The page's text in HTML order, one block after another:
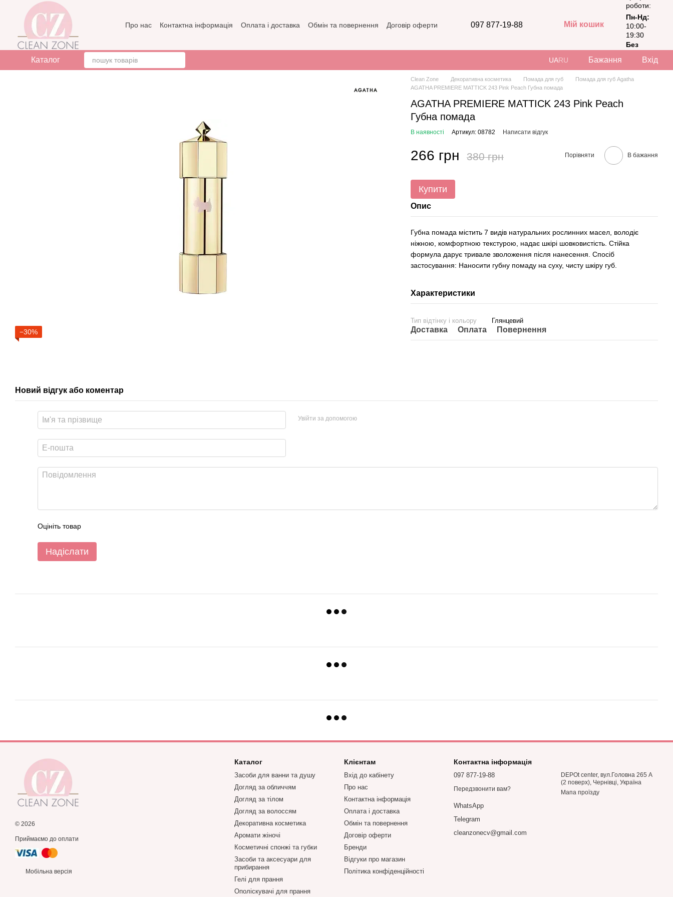
Перейти до основного контенту
Про нас Контактна інформація Оплата і доставка Обмін та повернення
Договір оферти
097 877-19-88 Мій кошик
роботи:
Пн-Нд:
10:00-
19:30
Без
Каталог UARU Бажання Вхід
−30%
Clean Zone Декоративна косметика Помада для губ
Помада для губ Agatha
AGATHA PREMIERE MATTICK 243 Pink Peach Губна помада
AGATHA PREMIERE MATTICK 243 Pink Peach
Губна помада
В наявності Артикул: 08782 Написати відгук
266 грн 380 грн Порівняти В бажання
Купити
Опис
Губна помада містить 7 видів натуральних рослинних масел, володіє
ніжною, комфортною текстурою, надає шкірі шовковистість. Стійка
формула дарує тривале зволоження після нанесення. Спосіб
застосування: Наносити губну помаду на суху, чисту шкіру губ.
Характеристики
Тип відтінку і кольору Глянцевий
Доставка Оплата Повернення
Новий відгук або коментар
Увійти за допомогою
Оцініть товар
Надіслати
© 2026
Приймаємо до оплати
Мобільна версія
Каталог
Засоби для ванни та душу
Догляд за обличчям
Догляд за тілом
Догляд за волоссям
Декоративна косметика
Аромати жіночі
Косметичні спонжі та губки
Засоби та аксесуари для
прибирання
Гелі для прання
Ополіскувачі для прання
Клієнтам
Вхід до кабінету
Про нас
Контактна інформація
Оплата і доставка
Обмін та повернення
Договір оферти
Бренди
Відгуки про магазин
Політика конфіденційності
Контактна інформація
097 877-19-88
Передзвонити вам?
WhatsApp
Telegram
cleanzonecv@gmail.com
DEPOt center, вул.Головна 265 А
(2 поверх), Чернівці, Україна
Мапа проїзду